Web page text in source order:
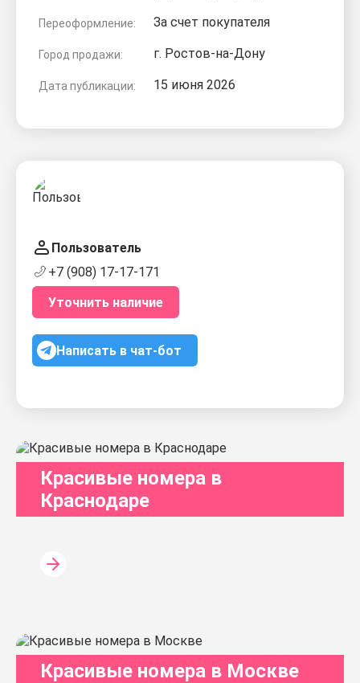
Переоформление: За счет покупателя
Город продажи: г. Ростов-на-Дону
Дата публикации: 15 июня 2026
Пользователь
+7 (908) 17-17-171
Уточнить наличие
Написать в чат-бот
Красивые номера в
Краснодаре
Красивые номера в Москве